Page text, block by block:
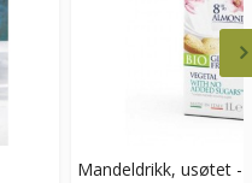
Mandeldrikk, usøtet -